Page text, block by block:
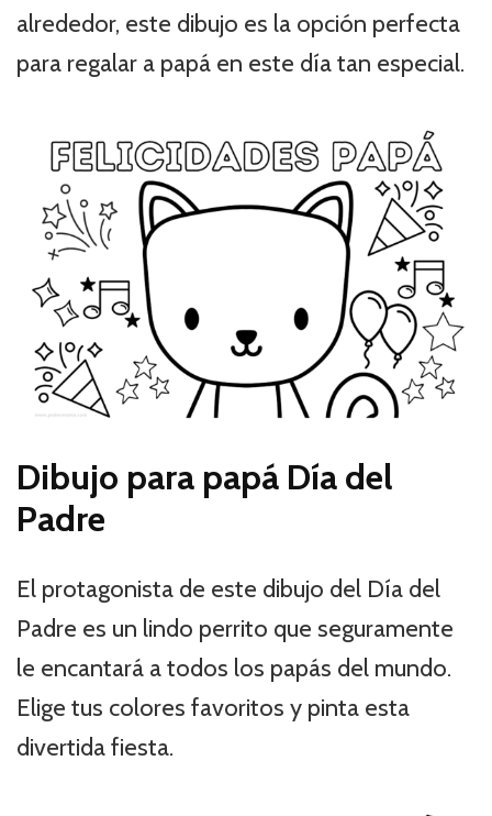
alrededor, este dibujo es la opción perfecta
para regalar a papá en este día tan especial.
Dibujo para papá Día del
Padre
El protagonista de este dibujo del Día del
Padre es un lindo perrito que seguramente
le encantará a todos los papás del mundo.
Elige tus colores favoritos y pinta esta
divertida fiesta.